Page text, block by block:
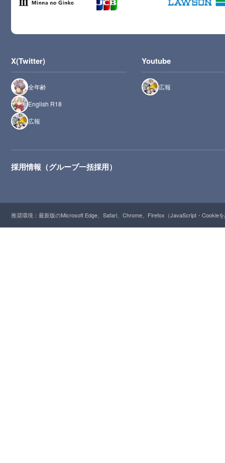
X(Twitter)
全年齢
English R18
広報
Youtube
広報
採用情報（グループ一括採用）
推奨環境：最新版のMicrosoft Edge、Safari、Chrome、Firefox（JavaScript・Cookie